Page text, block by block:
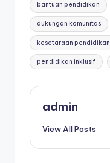
bantuan pendidikan
dukungan komunitas
kesetaraan pendidikan
pendidikan inklusif
admin
View All Posts